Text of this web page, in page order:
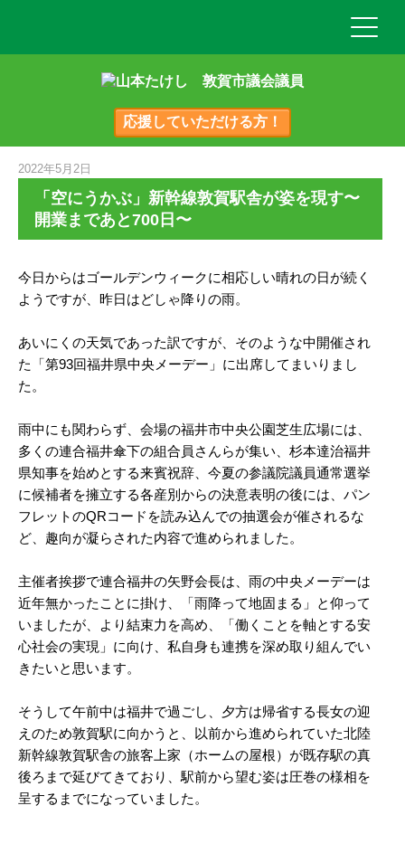
応援していただける方！
2022年5月2日
「空にうかぶ」新幹線敦賀駅舎が姿を現す〜
開業まであと700日〜
今日からはゴールデンウィークに相応しい晴れの日が続く
ようですが、昨日はどしゃ降りの雨。
あいにくの天気であった訳ですが、そのような中開催され
た「第93回福井県中央メーデー」に出席してまいりまし
た。
雨中にも関わらず、会場の福井市中央公園芝生広場には、
多くの連合福井傘下の組合員さんらが集い、杉本達治福井
県知事を始めとする来賓祝辞、今夏の参議院議員通常選挙
に候補者を擁立する各産別からの決意表明の後には、パン
フレットのQRコードを読み込んでの抽選会が催されるな
ど、趣向が凝らされた内容で進められました。
主催者挨拶で連合福井の矢野会長は、雨の中央メーデーは
近年無かったことに掛け、「雨降って地固まる」と仰って
いましたが、より結束力を高め、「働くことを軸とする安
心社会の実現」に向け、私自身も連携を深め取り組んでい
きたいと思います。
そうして午前中は福井で過ごし、夕方は帰省する長女の迎
えのため敦賀駅に向かうと、以前から進められていた北陸
新幹線敦賀駅舎の旅客上家（ホームの屋根）が既存駅の真
後ろまで延びてきており、駅前から望む姿は圧巻の様相を
呈するまでになっていました。